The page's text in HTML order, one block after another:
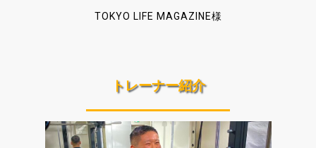
TOKYO LIFE MAGAZINE様
トレーナー紹介